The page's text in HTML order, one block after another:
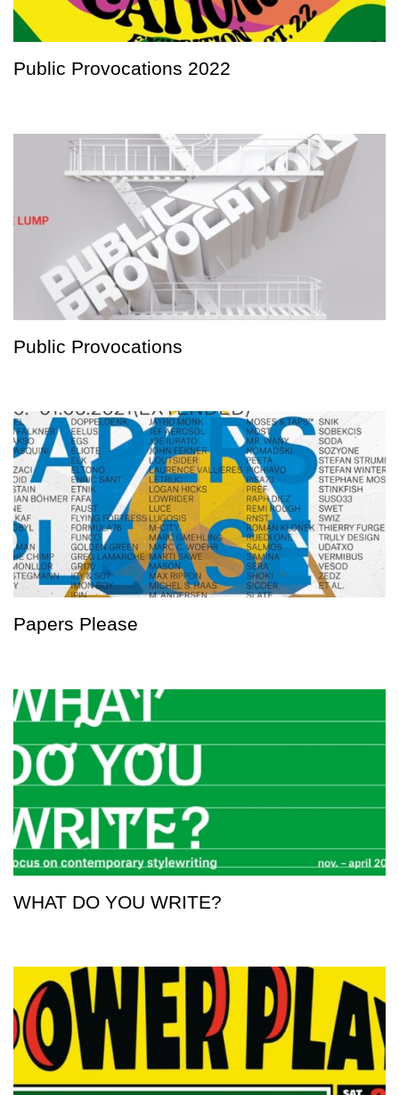
Public Provocations 2022
Public Provocations
Papers Please
WHAT DO YOU WRITE?